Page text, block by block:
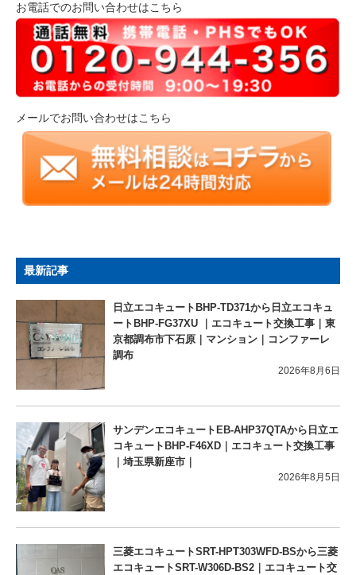
お電話でのお問い合わせはこちら
メールでお問い合わせはこちら
最新記事
日立エコキュートBHP-TD371から日立エコキュ
ートBHP-FG37XU ｜エコキュート交換工事｜東
京都調布市下石原｜マンション｜コンファーレ
調布
2026年8月6日
サンデンエコキュートEB-AHP37QTAから日立エ
コキュートBHP-F46XD｜エコキュート交換工事
｜埼玉県新座市｜
2026年8月5日
三菱エコキュートSRT-HPT303WFD-BSから三菱
エコキュートSRT-W306D-BS2｜エコキュート交